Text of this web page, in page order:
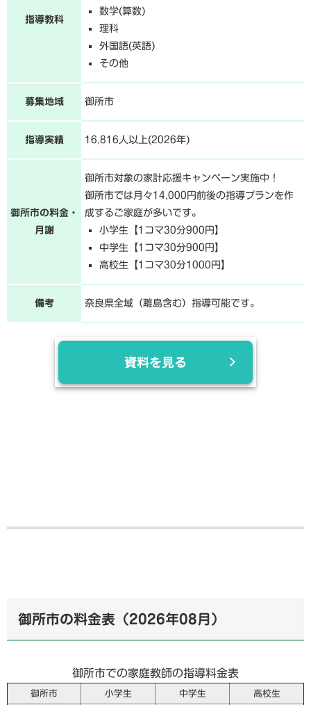
指導教科
数学(算数)
理科
外国語(英語)
その他
募集地域 御所市
指導実績 16,816人以上(2026年)
御所市の料金・
月謝
御所市対象の家計応援キャンペーン実施中！
御所市では月々14,000円前後の指導プランを作
成するご家庭が多いです。
小学生【1コマ30分900円】
中学生【1コマ30分900円】
高校生【1コマ30分1000円】
備考 奈良県全域（離島含む）指導可能です。
資料を見る
御所市の料金表（2026年08月）
御所市での家庭教師の指導料金表
御所市 小学生 中学生 高校生